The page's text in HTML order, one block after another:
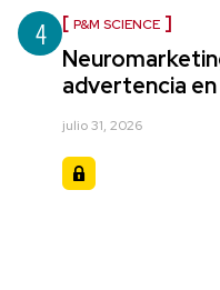
4 P&M SCIENCE
advertencia
julio 31, 2026